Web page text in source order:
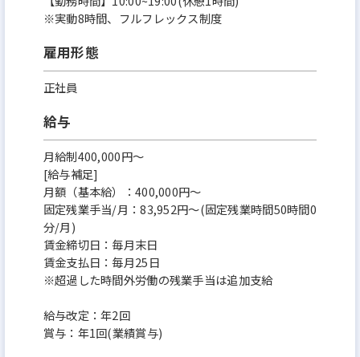
※実動8時間、フルフレックス制度
雇用形態
正社員
給与
月給制400,000円～
[給与補足]
月額（基本給）：400,000円～
固定残業手当/月：83,952円～(固定残業時間50時間0
分/月)
賃金締切日：毎月末日
賃金支払日：毎月25日
※超過した時間外労働の残業手当は追加支給
給与改定：年2回
賞与：年1回(業績賞与)